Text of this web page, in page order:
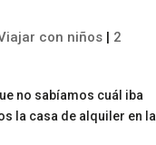
con niños | 2
no sabíamos cuál iba
la casa de alquiler en la